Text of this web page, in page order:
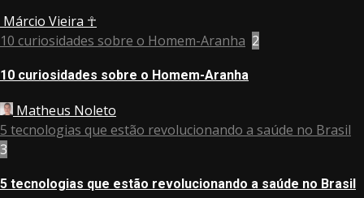
Márcio Vieira ☥
10 curiosidades sobre o Homem-Aranha 2
10 curiosidades sobre o Homem-Aranha
Matheus Noleto
5 tecnologias que estão revolucionando a saúde no Brasil
3
5 tecnologias que estão revolucionando a saúde no Brasil